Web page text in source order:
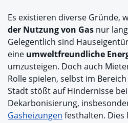
Es existieren diverse Gründe,
der Nutzung von Gas nur
Gelegentlich sind
eine umweltfreundliche
umzusteigen. Doch auch
Rolle spielen, selbst im Bereich
Stadt stößt auf Hindernisse
Dekarbonisierung,
Gasheizungen festhalten. Dies